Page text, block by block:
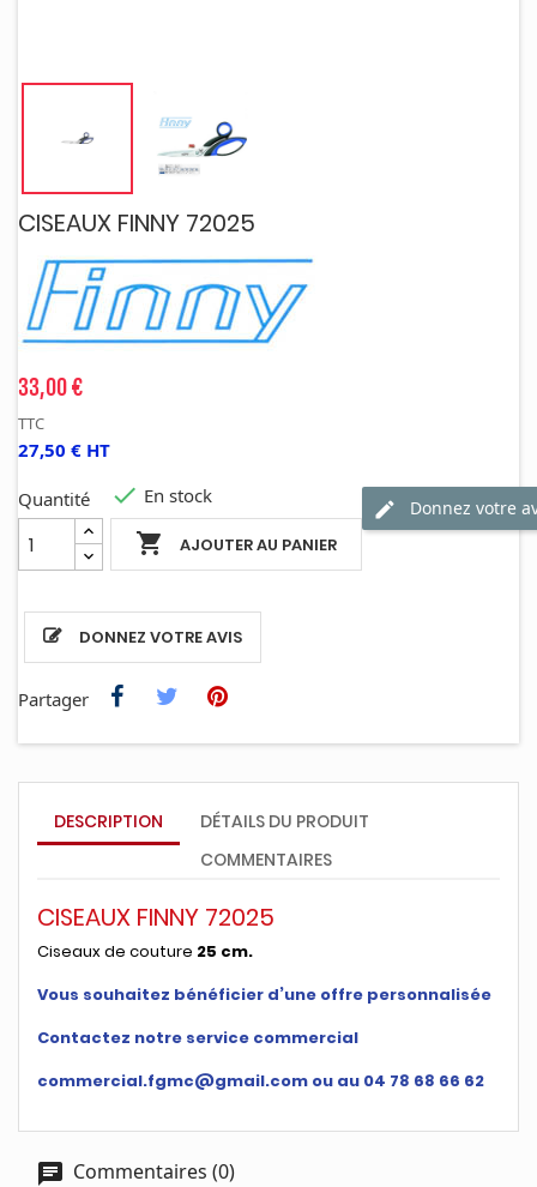
CISEAUX FINNY 72025
33,00 €
TTC
27,50 € HT
Quantité
 AJOUTER AU PANIER
 En stock
DONNEZ VOTRE AVIS
Donnez votre
Partager
DESCRIPTION
DÉTAILS DU PRODUIT
COMMENTAIRES
CISEAUX FINNY 72025
Ciseaux de couture 25 cm.
Vous souhaitez bénéficier d’une offre personnalisée
Contactez notre service commercial
commercial.fgmc@gmail.com ou au 04 78 68 66 62
Commentaires (0)